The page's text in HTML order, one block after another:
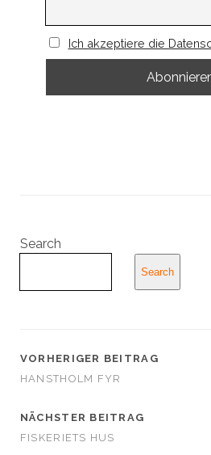
Ich akzeptiere die
Search
Search
VORHERIGER BEITRAG
HANSTHOLM FYR
NÄCHSTER BEITRAG
FISKERIETS HUS